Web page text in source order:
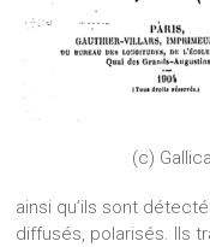
(c) Gallica
ainsi qu’ils sont
diffusés, polarisés. Ils